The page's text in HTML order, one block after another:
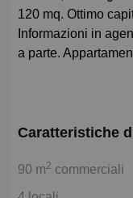
120 mq. Ottimo
Informazioni in
a parte.
Caratteristiche
90 m2 commerciali